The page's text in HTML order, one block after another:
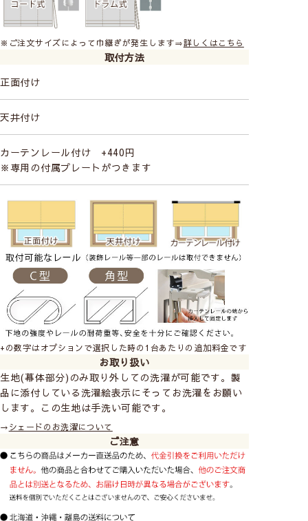
※ご注文サイズによって巾継ぎが発生します⇒詳しくはこちら
取付方法
正面付け
天井付け
カーテンレール付け +440円
※専用の付属プレートがつきます
+の数字はオプションで選択した時の1台あたりの追加料金です
お取り扱い
生地(幕体部分)のみ取り外しての洗濯が可能です。製
品に添付している洗濯絵表示にそってお洗濯をお願い
します。この生地は手洗い可能です。
→シェードのお洗濯について
ご注意